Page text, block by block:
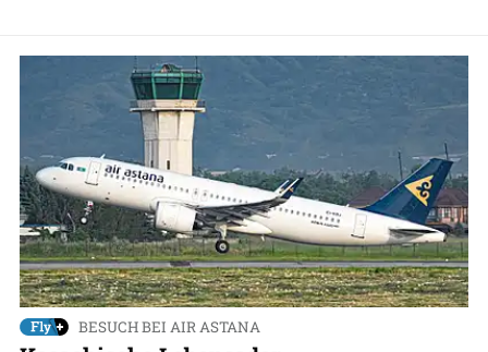
BESUCH BEI AIR ASTANA